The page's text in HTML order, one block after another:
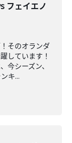
フェイエノ
そのオランダ
しています！
今シーズン、
キ...